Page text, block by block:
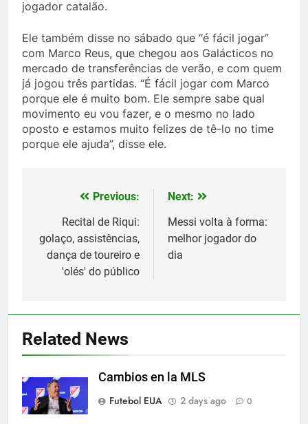
jogador catalão.
Ele também disse no sábado que “é fácil jogar”
com Marco Reus, que chegou aos Galácticos no
mercado de transferências de verão, e com quem
já jogou três partidas. “É fácil jogar com Marco
porque ele é muito bom. Ele sempre sabe qual
movimento eu vou fazer, e o mesmo no lado
oposto e estamos muito felizes de tê-lo no time
porque ele ajuda”, disse ele.
navigation
Previous:
Recital de Riqui:
golaço, assistências,
dança de toureiro e
'olés' do público
Next:
Messi volta à forma:
melhor jogador do
dia
Related News
Cambios en la MLS
Futebol EUA
2 days ago 0
Exibição: duas assistências de
Suárez
6
Austin dispensa sua equipe